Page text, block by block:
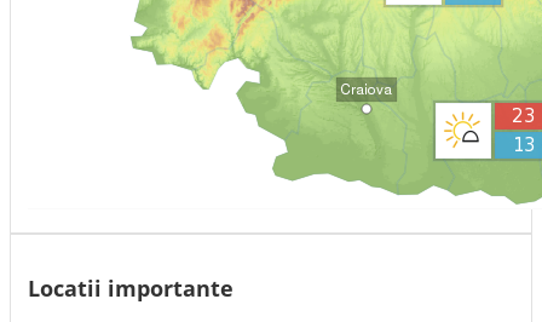
Locatii importante